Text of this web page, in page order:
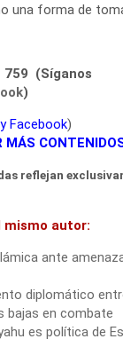
una forma de
759 (Síganos
)
yFacebook)
MÁS
reflejan
autor:
ante
diplomático
bajas en combate
es política de